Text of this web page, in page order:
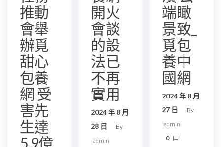
推動
會舉
辦覓
甜心
包養
網 受
害先
生達
5.9億
開火
會談
的設
法已
不再
實用
2024 年 8 月
28 日
By
admin
端瞰
景致_
覓包
養中
國網
2024 年 8 月
27 日
By
admin
0